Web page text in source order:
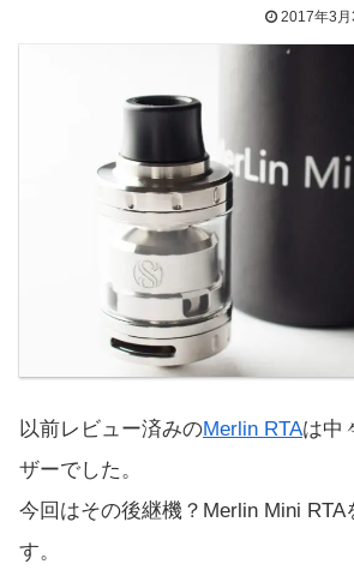
2017年3月
以前レビュー済みのMerlin RTAは中
ザーでした。
今回はその後継機？Merlin Mini RTA
す。